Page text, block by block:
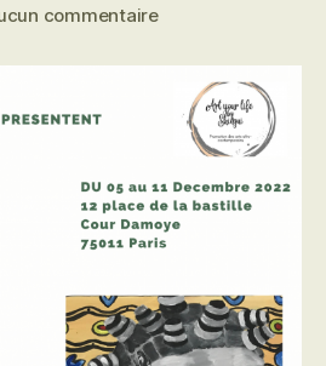
commentairesur
Edition